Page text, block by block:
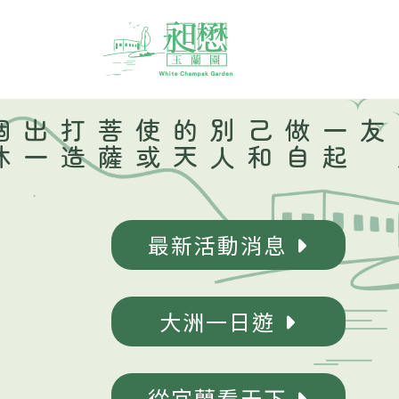
友
一
起
做
自
己
和
別
人
的
天
使
或
菩
薩
打
造
出
一
個
休
閒
、
養生
、
創業
最新活動消息
大洲一日遊